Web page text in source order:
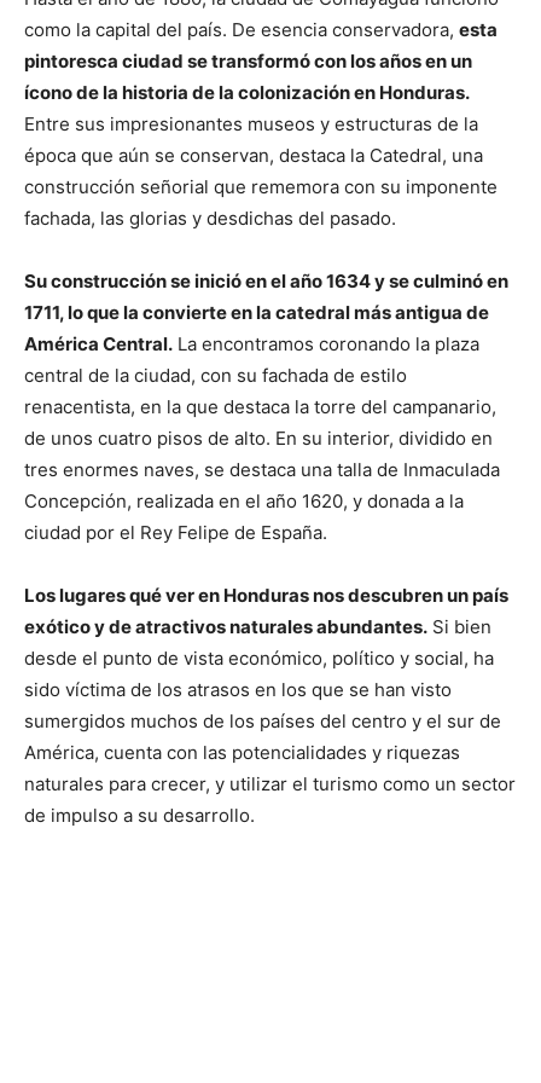
como la capital del país. De esencia conservadora, esta
pintoresca ciudad se transformó con los años en un
ícono de la historia de la colonización en Honduras.
Entre sus impresionantes museos y estructuras de la
época que aún se conservan, destaca la Catedral, una
construcción señorial que rememora con su imponente
fachada, las glorias y desdichas del pasado.
Su construcción se inició en el año 1634 y se culminó en
1711, lo que la convierte en la catedral más antigua de
América Central. La encontramos coronando la plaza
central de la ciudad, con su fachada de estilo
renacentista, en la que destaca la torre del campanario,
de unos cuatro pisos de alto. En su interior, dividido en
tres enormes naves, se destaca una talla de Inmaculada
Concepción, realizada en el año 1620, y donada a la
ciudad por el Rey Felipe de España.
Los lugares qué ver en Honduras nos descubren un país
exótico y de atractivos naturales abundantes. Si bien
desde el punto de vista económico, político y social, ha
sido víctima de los atrasos en los que se han visto
sumergidos muchos de los países del centro y el sur de
América, cuenta con las potencialidades y riquezas
naturales para crecer, y utilizar el turismo como un sector
de impulso a su desarrollo.